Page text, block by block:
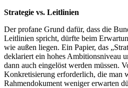
Strategie vs. Leitlinien
Der profane Grund dafür, dass die
Leitlinien spricht, dürfte beim
wie außen liegen. Ein Papier, das
deklariert ein hohes Ambitionsniveau
dann auch eingelöst werden müssen.
Konkretisierung erforderlich, die man
Rahmendokument weniger erwarten